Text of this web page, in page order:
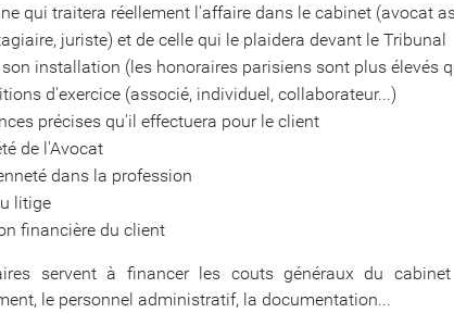
qui traitera réellement l'affaire dans le cabinet (avocat
juriste) et de celle qui le plaidera devant le Tribunal
installation (les honoraires parisiens sont plus élevés
d'exercice (associé, individuel, collaborateur...)
précises qu'il effectuera pour le client
de l'Avocat
dans la profession
litige
financière du client
servent à financer les couts généraux du
le personnel administratif, la documentation...